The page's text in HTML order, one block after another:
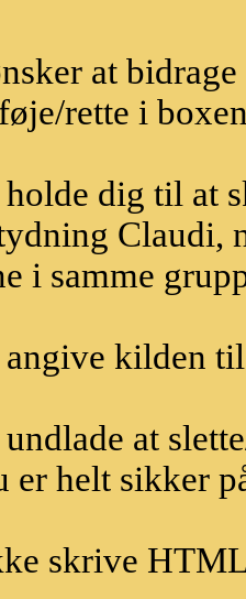
at
rette i
holde dig til at
Claudi,
i samme
angive kilden
at
er helt sikker
skrive